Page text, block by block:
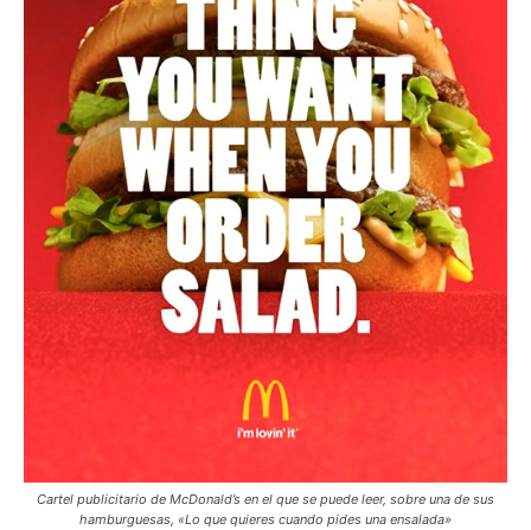
Cartel publicitario de McDonald’s en el que se puede leer, sobre una de sus
hamburguesas, «Lo que quieres cuando pides una ensalada»